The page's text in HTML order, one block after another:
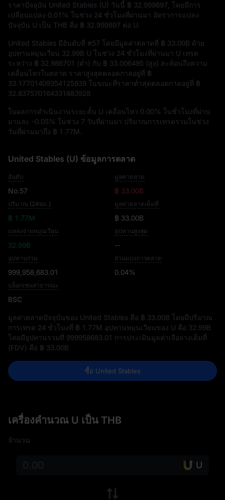
ราคาปัจจุบัน United Stables (U) วันนี้ ฿ 32.999897 , โดยมีการ
เปลี่ยนแปลง 0.01% ในช่วง 24 ชั่วโมงที่ผ่านมา อัตราการแปลง
ปัจจุบัน U เป็น THB คือ ฿ 32.999897 ต่อ U.
United Stables มีอันดับที่ #57 โดยมีมูลค่าตลาดที่ ฿ 33.00B ด้วย
อุปทานหมุนเวียน 32.99B U ในช่วง 24 ชั่วโมงที่ผ่านมา U เทรด
ระหว่าง ฿ 32.986701 (ต่ำ) กับ ฿ 33.006495 (สูง) สะท้อนถึงความ
เคลื่อนไหวในตลาด ราคาสูงสุดตลอดกาลอยู่ที่ ฿
33.17701409354125939 ในขณะที่ราคาต่ำสุดตลอดกาลอยู่ที่ ฿
32.837570164331883928
ในผลการดำเนินงานระยะสั้น U เคลื่อนไหว 0.00% ในชั่วโมงที่ผ่าน
มาและ -0.05% ในช่วง 7 วันที่ผ่านมา ปริมาณการเทรดรวมในช่วง
วันที่ผ่านมาถึง ฿ 1.77M
United Stables (U) ข้อมูลการตลาด
อันดับ
No.57
มูลค่าตลาด
฿ 33.00B
ปริมาณ (24ชม.)
฿ 1.77M
มูลค่าตลาดเต็มที่
฿ 33.00B
แหล่งจ่ายหมุนเวียน
32.99B
อุปทานสูงสุด
--
อุปทานรวม
999,958,683.01
ส่วนแบ่งการตลาด
0.04%
บล็อกเชนสาธารณะ
BSC
มูลค่าตลาดปัจจุบันของ United Stables คือ ฿ 33.00B โดยมีปริมาณ
การเทรด 24 ชั่วโมงที่ ฿ 1.77M อุปทานหมุนเวียนของ U คือ 32.99B
โดยมีอุปทานรวมที่ 999958683.01 การประเมินมูลค่าเจือจางเต็มที่
(FDV) คือ ฿ 33.00B
ซื้อ United Stables
เครื่องคำนวณ U เป็น THB
จำนวน
U